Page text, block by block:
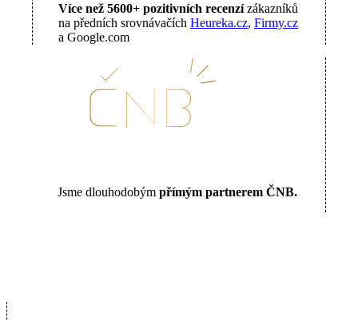
Více než 5600+ pozitivních recenzízákazníků
na předních srovnávačích Heureka.cz, Firmy.cz
a Google.com
Jsme dlouhodobým přímým partnerem ČNB.